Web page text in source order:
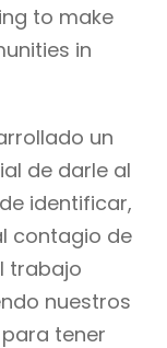
to make
in
un
de darle al
identificar,
contagio de
trabajo
nuestros
tener